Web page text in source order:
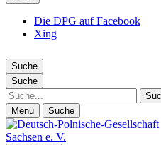
DPG Sachsen
Die DPG auf Facebook
Xing
Suche
Suche
Suche
Menü Suche